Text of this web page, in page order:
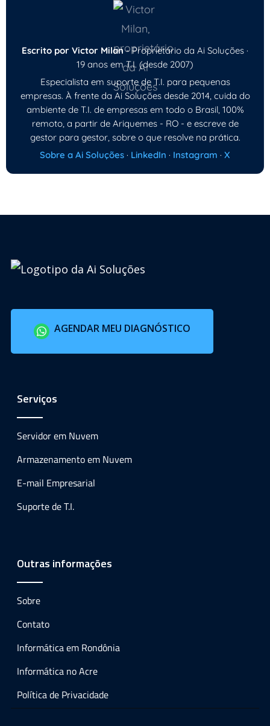
Escrito por Victor Milan- Proprietário da Ai Soluções ·
19 anos em T.I. (desde 2007)
Especialista em suporte de T.I. para pequenas
empresas. À frente da Ai Soluções desde 2014, cuida do
ambiente de T.I. de empresas em todo o Brasil, 100%
remoto, a partir de Ariquemes - RO - e escreve de
gestor para gestor, sobre o que resolve na prática.
Sobre a Ai Soluções · LinkedIn · Instagram · X
AGENDAR MEU DIAGNÓSTICO
Serviços
Servidor em Nuvem
Armazenamento em Nuvem
E-mail Empresarial
Suporte de T.I.
Outras informações
Sobre
Contato
Informática em Rondônia
Informática no Acre
Política de Privacidade